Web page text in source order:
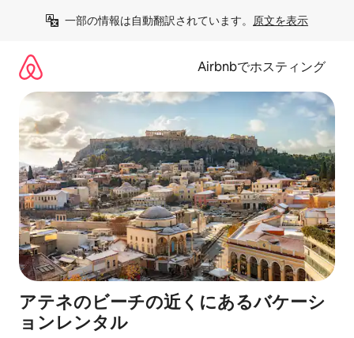
一部の情報は自動翻訳されています。 原文を表示
Airbnbでホスティング
アテネのビーチの近くにあるバケーシ
ョンレンタル